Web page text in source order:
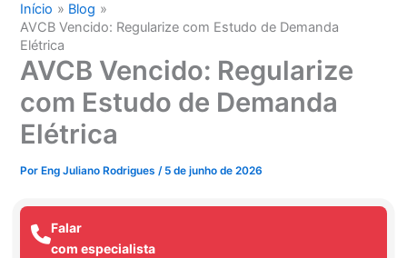
Início
Blog
AVCB Vencido: Regularize com Estudo de Demanda
Elétrica
AVCB Vencido: Regularize
com Estudo de Demanda
Elétrica
Por Eng Juliano Rodrigues/ 5 de junho de 2026
Falar
com especialista